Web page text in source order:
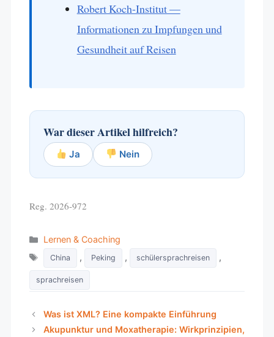
Robert Koch-Institut —
Informationen zu Impfungen und
Gesundheit auf Reisen
War dieser Artikel hilfreich?
Ja Nein
Reg. 2026-972
Categories
Lernen & Coaching
Tags
China , Peking , schülersprachreisen ,
sprachreisen
Was ist XML? Eine kompakte Einführung
Akupunktur und Moxatherapie: Wirkprinzipien,